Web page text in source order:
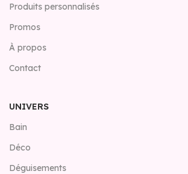
Produits personnalisés
Promos
À propos
Contact
UNIVERS
Bain
Déco
Déguisements